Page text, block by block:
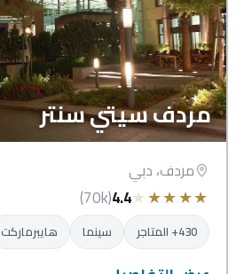
مردف سيتي سنتر
مردف، دبي
★
★
★
★
★
4.4
(70k)
430+ المتاجر سينما هايبرماركت